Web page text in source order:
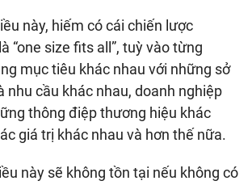
này, hiếm có cái chiến lược
“one size fits all”, tuỳ vào từng
mục tiêu khác nhau với những sở
nhu cầu khác nhau, doanh nghiệp
thông điệp thương hiệu khác
giá trị khác nhau và hơn thế nữa.
này sẽ không tồn tại nếu không có